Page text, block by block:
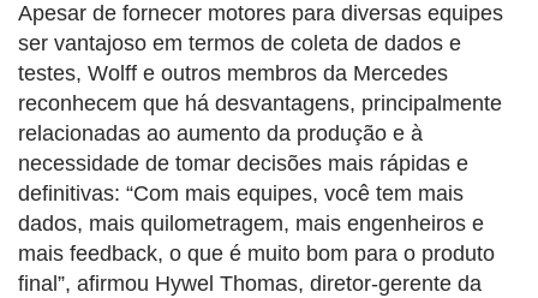
Apesar de fornecer motores para diversas equipes
ser vantajoso em termos de coleta de dados e
testes, Wolff e outros membros da Mercedes
reconhecem que há desvantagens, principalmente
relacionadas ao aumento da produção e à
necessidade de tomar decisões mais rápidas e
definitivas: “Com mais equipes, você tem mais
dados, mais quilometragem, mais engenheiros e
mais feedback, o que é muito bom para o produto
final”, afirmou Hywel Thomas, diretor-gerente da